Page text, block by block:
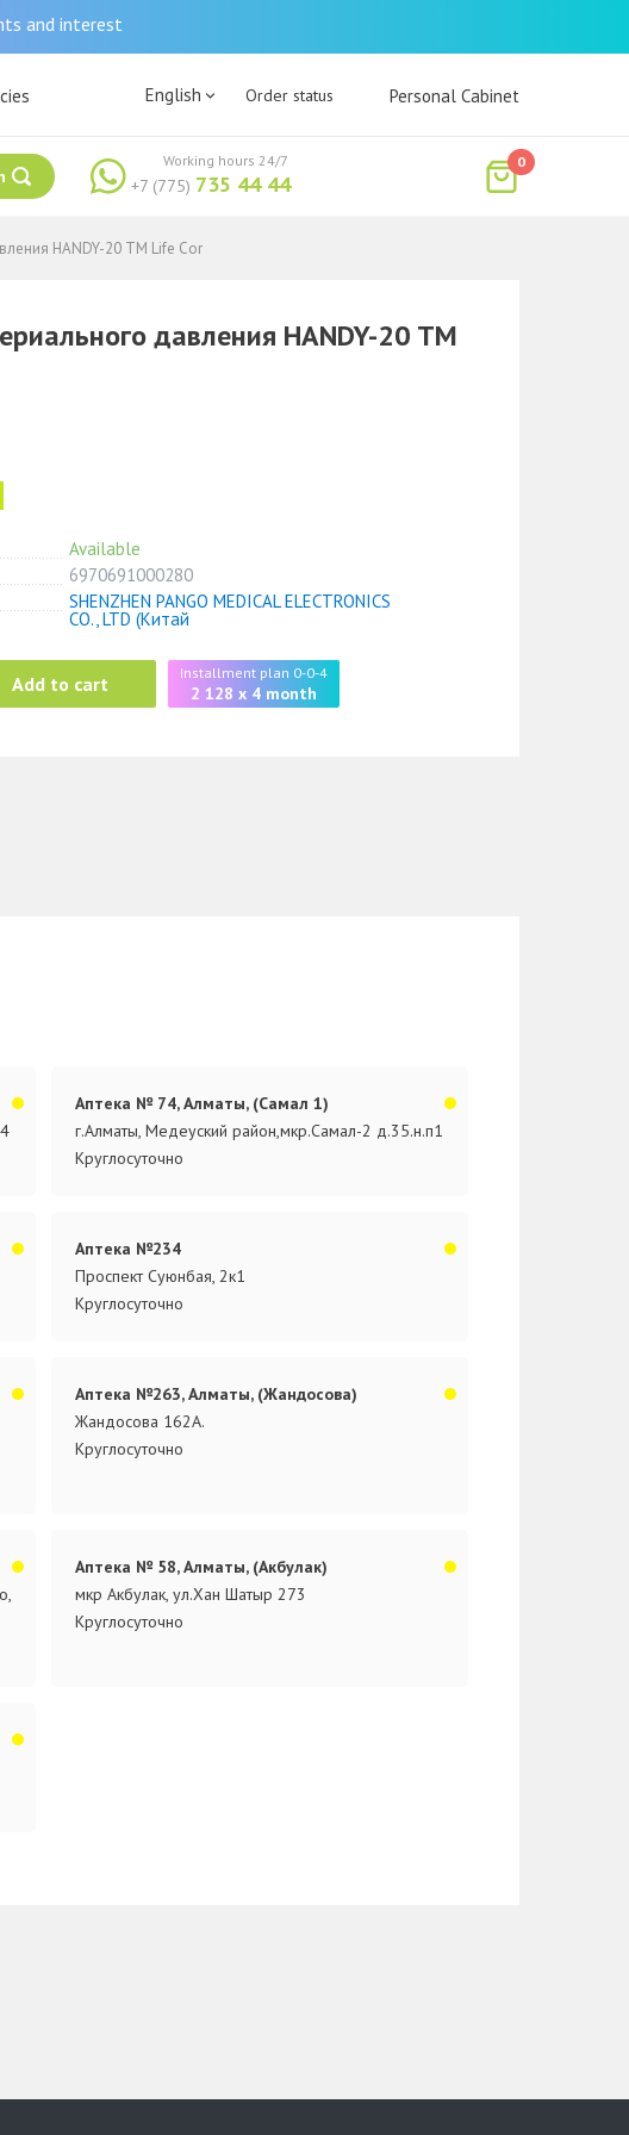
and interest
English Order status Personal Cabinet
+7 (775) 735 44 44
Working hours 24/7 0
HANDY-20 TM Life Cor
давления HANDY-20 TM
Available
6970691000280
SHENZHEN PANGO MEDICAL ELECTRONICS
CO., LTD (Китай
Add to cart Installment plan 0-0-4
2 128 x 4 month
Аптека № 74, Алматы, (Самал 1)
г.Алматы, Медеуский район,мкр.Самал-2 д.35.н.п1
Круглосуточно
Аптека №234
Проспект Суюнбая, 2к1
Круглосуточно
Аптека №263, Алматы, (Жандосова)
Жандосова 162А.
Круглосуточно
Аптека № 58, Алматы, (Акбулак)
мкр Акбулак, ул.Хан Шатыр 273
Круглосуточно